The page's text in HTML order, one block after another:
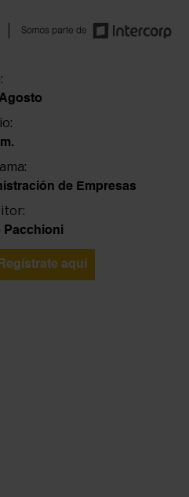
de Empresas
Pacchioni
Regístrate aquí